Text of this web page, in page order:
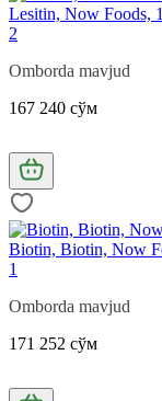
Lesitin, Now Foods,
2
Omborda mavjud
167 240 сўм
Biotin, Biotin, Now
1
Omborda mavjud
171 252 сўм